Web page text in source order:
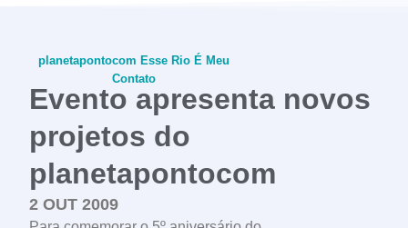
planetapontocom Esse Rio É Meu
Contato
conheça o programa
Evento apresenta novos
projetos do
planetapontocom
2 OUT 2009